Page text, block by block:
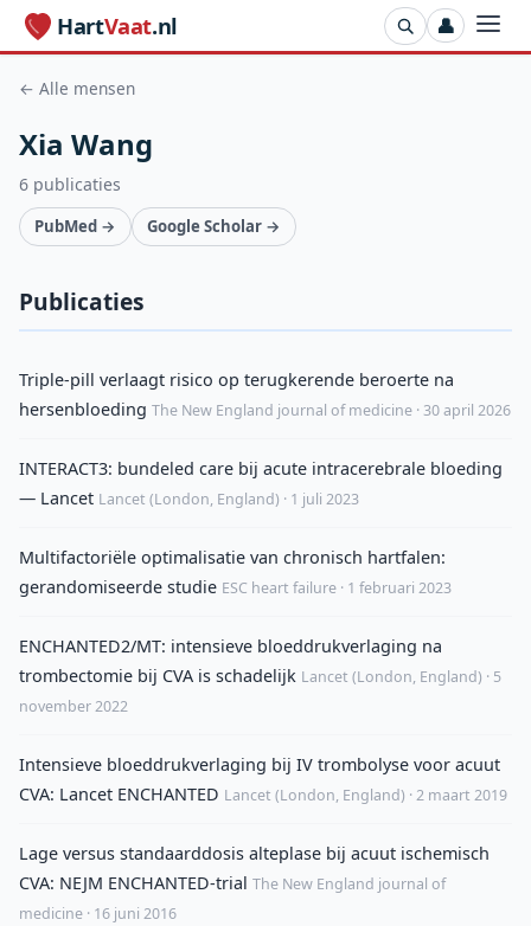
HartVaat.nl 👤
← Alle mensen
Xia Wang
6 publicaties
PubMed → Google Scholar →
Publicaties
Triple-pill verlaagt risico op terugkerende beroerte na
hersenbloeding The New England journal of medicine · 30 april 2026
INTERACT3: bundeled care bij acute intracerebrale bloeding
— Lancet Lancet (London, England) · 1 juli 2023
Multifactoriële optimalisatie van chronisch hartfalen:
gerandomiseerde studie ESC heart failure · 1 februari 2023
ENCHANTED2/MT: intensieve bloeddrukverlaging na
trombectomie bij CVA is schadelijk Lancet (London, England) · 5
november 2022
Intensieve bloeddrukverlaging bij IV trombolyse voor acuut
CVA: Lancet ENCHANTED Lancet (London, England) · 2 maart 2019
Lage versus standaarddosis alteplase bij acuut ischemisch
CVA: NEJM ENCHANTED-trial The New England journal of
medicine · 16 juni 2016